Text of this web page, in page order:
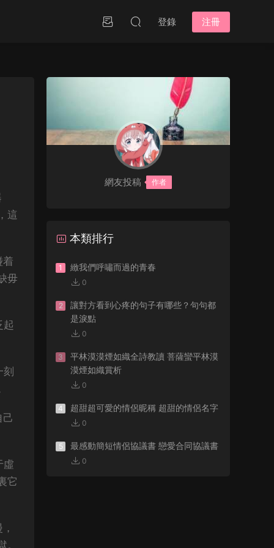
登錄 注冊
這
着
毋
起
虛
它
網友投稿 作者
本類排行
1 緻我們呼嘯而過的青春
0
2
讓對方看到心疼的句子有哪些？句句都
是淚點
0
3
平林漠漠煙如織全詩教讀 菩薩蠻平林漠
漠煙如織賞析
0
4 超甜超可愛的情侶昵稱 超甜的情侶名字
0
5 最感動簡短情侶協議書 戀愛合同協議書
0